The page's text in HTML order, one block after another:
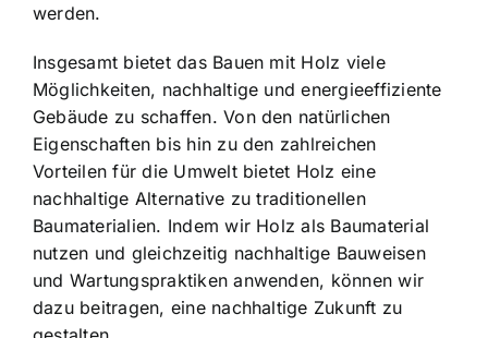
werden.
Insgesamt bietet das Bauen mit Holz viele
Möglichkeiten, nachhaltige und energieeffiziente
Gebäude zu schaffen. Von den natürlichen
Eigenschaften bis hin zu den zahlreichen
Vorteilen für die Umwelt bietet Holz eine
nachhaltige Alternative zu traditionellen
Baumaterialien. Indem wir Holz als Baumaterial
nutzen und gleichzeitig nachhaltige Bauweisen
und Wartungspraktiken anwenden, können wir
dazu beitragen, eine nachhaltige Zukunft zu